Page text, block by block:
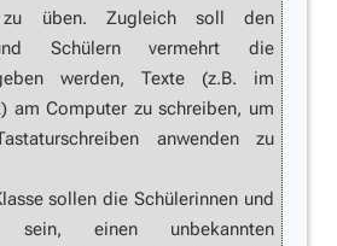
üben. Zugleich soll den
Schülern vermehrt die
werden, Texte (z.B. im
am Computer zu schreiben, um
anwenden zu
sollen die Schülerinnen und
sein, einen unbekannten